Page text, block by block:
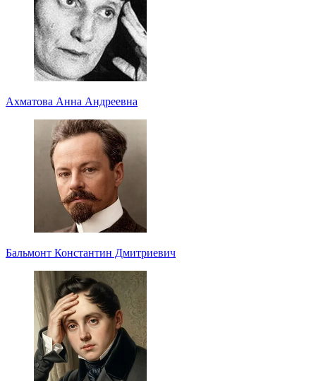
Ахматова Анна Андреевна
Бальмонт Константин Дмитриевич